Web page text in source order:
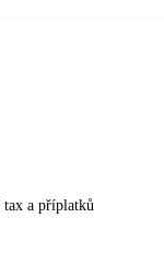
tax a příplatků